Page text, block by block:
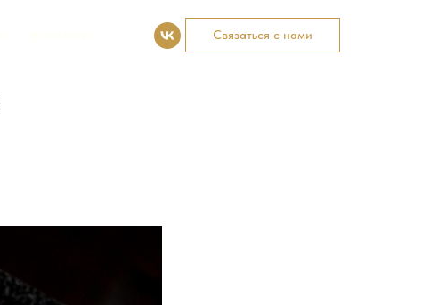
Связаться с нами